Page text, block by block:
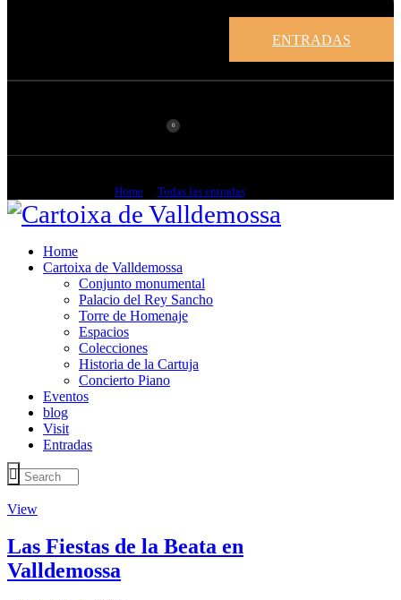
ENTRADAS
0
Home Todas las entradas
Home
Cartoixa de Valldemossa
Conjunto monumental
Palacio del Rey Sancho
Torre de Homenaje
Espacios
Colecciones
Historia de la Cartuja
Concierto Piano
Eventos
blog
Visit
Entradas
View
Las Fiestas de la Beata en
Valldemossa